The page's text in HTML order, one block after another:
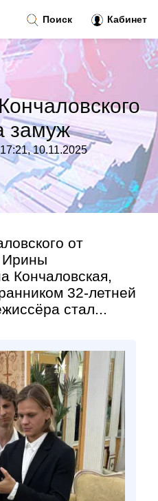
замуж
10.11.2025
от
Ирины
Кончаловская,
32-летней
стал...
Поиск Кабинет